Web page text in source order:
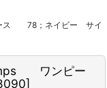
ス 78；ネイビー サイ
ワンピー
]